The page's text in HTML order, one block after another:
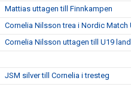
Mattias uttagen till Finnkampen
Cornelia Nilsson trea i Nordic Match
Cornelia Nilsson uttagen till U19
JSM silver till Cornelia i tresteg